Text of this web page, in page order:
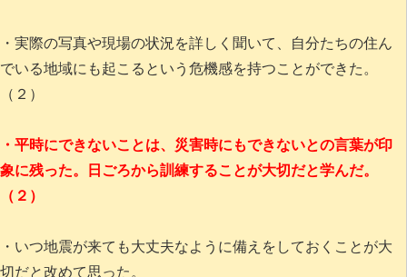
・実際の写真や現場の状況を詳しく聞いて、自分たちの住ん
でいる地域にも起こるという危機感を持つことができた。
（２）
・平時にできないことは、災害時にもできないとの言葉が印
象に残った。日ごろから訓練することが大切だと学んだ。
（２）
・いつ地震が来ても大丈夫なように備えをしておくことが大
切だと改めて思った。